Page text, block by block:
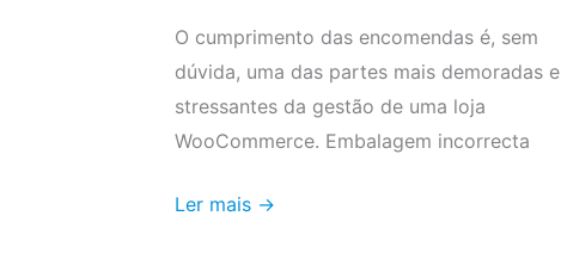
O cumprimento das encomendas é, sem
dúvida, uma das partes mais demoradas e
stressantes da gestão de uma loja
WooCommerce. Embalagem incorrecta
Ler mais →